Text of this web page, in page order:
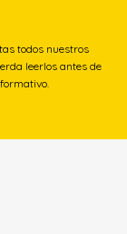
todos nuestros
leerlos antes de